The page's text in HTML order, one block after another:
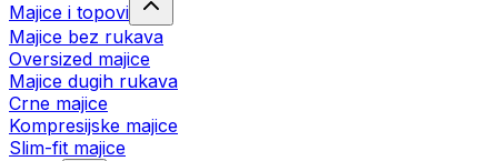
Majice i topovi
Majice bez rukava
Oversized majice
Majice dugih rukava
Crne majice
Kompresijske majice
Slim-fit majice